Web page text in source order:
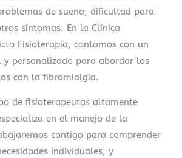
de sueño, dificultad para
síntomas. En la Clínica
Fisioterapia, contamos con un
y personalizado para abordar los
con la fibromialgia.
de fisioterapeutas altamente
en el manejo de la
contigo para comprender
individuales, y